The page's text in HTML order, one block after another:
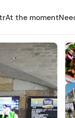
At the moment